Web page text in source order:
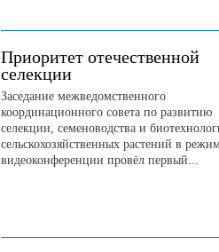
Приоритет отечественной
селекции
Заседание межведомственного
координационного совета по развитию
селекции, семеноводства и
сельскохозяйственных растений в
видеоконференции провёл первый...